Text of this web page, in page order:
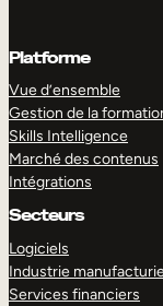
Platforme
Vue d’ensemble
Gestion de la
Skills Intelligence
Marché des contenus
Intégrations
Secteurs
Logiciels
Industrie
Services financiers